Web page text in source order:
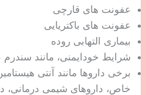
عفونت های قارچی
عفونت های باکتریایی
بیماری التهابی روده
شرایط خودایمنی، مانند
برخی داروها مانند آنتی
خاص، داروهای شیمی درمانی،